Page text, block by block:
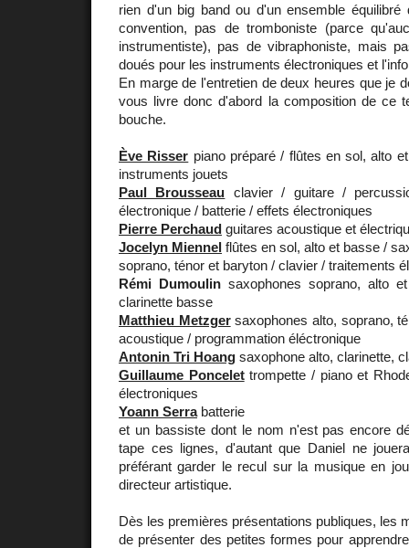
rien d'un big band ou d'un ensemble
convention, pas de tromboniste (parce
instrumentiste), pas de vibraphoniste, mais
doués pour les instruments électroniques et
En marge de l'entretien de deux heures que je
vous livre donc d'abord la composition de ce
bouche.
Ève Risser piano préparé / flûtes en sol, alto
instruments jouets
Paul Brousseau clavier / guitare /
électronique / batterie / effets électroniques
Pierre Perchaud guitares acoustique et
Jocelyn Miennel flûtes en sol, alto et basse /
soprano, ténor et baryton / clavier / traitements
Rémi Dumoulin saxophones soprano, alto
clarinette basse
Matthieu Metzgersaxophones alto, soprano,
acoustique / programmation éléctronique
Antonin Tri Hoang saxophone alto, clarinette,
Guillaume Poncelettrompette / piano et
électroniques
Yoann Serrabatterie
et un bassiste dont le nom n'est pas encore
tape ces lignes, d'autant que Daniel ne
préférant garder le recul sur la musique en
directeur artistique.
Dès les premières présentations publiques, les
de présenter des petites formes pour